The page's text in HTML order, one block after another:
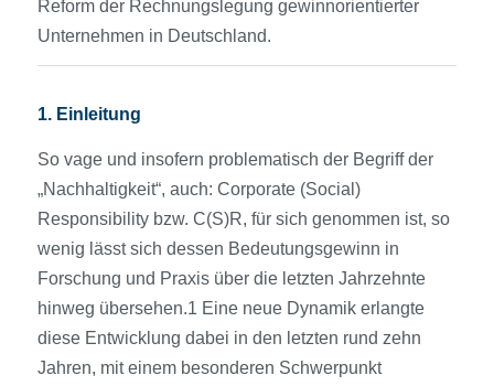
Reform der Rechnungslegung gewinnorientierter
Unternehmen in Deutschland.
1. Einleitung
So vage und insofern problematisch der Begriff der
„Nachhaltigkeit“, auch: Corporate (Social)
Responsibility bzw. C(S)R, für sich genommen ist, so
wenig lässt sich dessen Bedeutungsgewinn in
Forschung und Praxis über die letzten Jahrzehnte
hinweg übersehen.1 Eine neue Dynamik erlangte
diese Entwicklung dabei in den letzten rund zehn
Jahren, mit einem besonderen Schwerpunkt